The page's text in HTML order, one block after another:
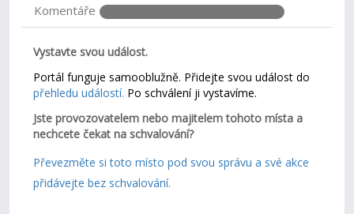
Komentáře
Vystavte svou událost.
Portál funguje samooblužně. Přidejte svou událost do
přehledu událostí. Po schválení ji vystavíme.
Jste provozovatelem nebo majitelem tohoto místa a
nechcete čekat na schvalování?
Převezměte si toto místo pod svou správu a své akce
přidávejte bez schvalování.